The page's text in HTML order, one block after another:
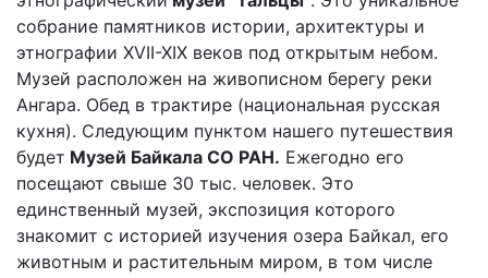
собрание памятников истории, архитектуры и
этнографии XVII-XIX веков под открытым небом.
Музей расположен на живописном берегу реки
Ангара. Обед в трактире (национальная русская
кухня). Следующим пунктом нашего путешествия
будет Музей Байкала СО РАН. Ежегодно его
посещают свыше 30 тыс. человек. Это
единственный музей, экспозиция которого
знакомит с историей изучения озера Байкал, его
животным и растительным миром, в том числе